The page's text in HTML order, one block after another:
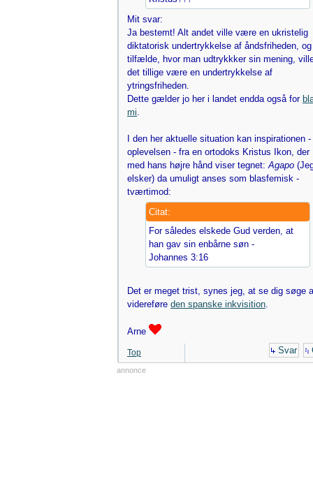
Mit svar:
Ja bestemt! Alt andet ville være en ukristelig
diktatorisk undertrykkelse af åndsfriheden,
tilfælde, hvor man udtrykkker sin mening,
det tillige være en undertrykkelse af
ytringsfriheden.
Dette gælder jo her i landet endda også for
mi.
I den her aktuelle situation kan inspirationen -
oplevelsen - fra en ortodoks Kristus Ikon, der
med hans højre hånd viser tegnet:Agapo
elsker) da umuligt anses som blasfemisk -
tværtimod:
Citat:
For således elskede Gud verden, at
han gav sin enbårne søn -
Johannes 3:16
Det er meget trist, synes jeg, at se dig søge
videreføre den spanske inkvisition.
Arne
Top Svar
annonce